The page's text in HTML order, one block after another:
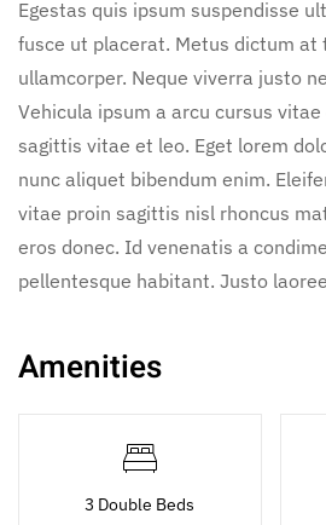
Egestas quis ipsum suspendisse
fusce ut placerat. Metus dictum at
ullamcorper. Neque viverra justo
Vehicula ipsum a arcu cursus
sagittis vitae et leo. Eget lorem
nunc aliquet bibendum enim.
vitae proin sagittis nisl rhoncus
eros donec. Id venenatis a
pellentesque habitant. Justo
Amenities
3 Double Beds